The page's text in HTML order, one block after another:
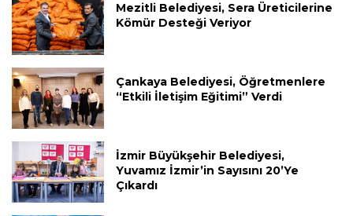
Mezitli Belediyesi, Sera Üreticilerine
Kömür Desteği Veriyor
Çankaya Belediyesi, Öğretmenlere
“Etkili İletişim Eğitimi” Verdi
İzmir Büyükşehir Belediyesi,
Yuvamız İzmir’in Sayısını 20’ye
Çıkardı